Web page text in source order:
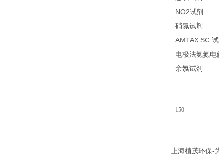
NO2试剂
硝氮试剂
AMTAX SC
电极法氨氮电
余氯试剂
150
上海植茂环保-